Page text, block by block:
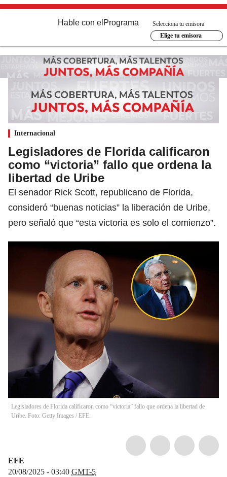
Hable con el Programa
Selecciona tu emisora
Elige tu emisora
Internacional
Legisladores de Florida calificaron
como “victoria” fallo que ordena la
libertad de Uribe
El senador Rick Scott, republicano de Florida,
consideró “buenas noticias” la liberación de Uribe,
pero señaló que “esta victoria es solo el comienzo”.
Legisladores de Florida calificaron como “victoria” fallo que ordena la libertad de
Uribe. Foto: Getty Images / EFE.
EFE
20/08/2025 - 03:40 GMT-5